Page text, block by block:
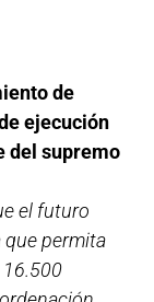
de
ejecución
del supremo
el futuro
que permita